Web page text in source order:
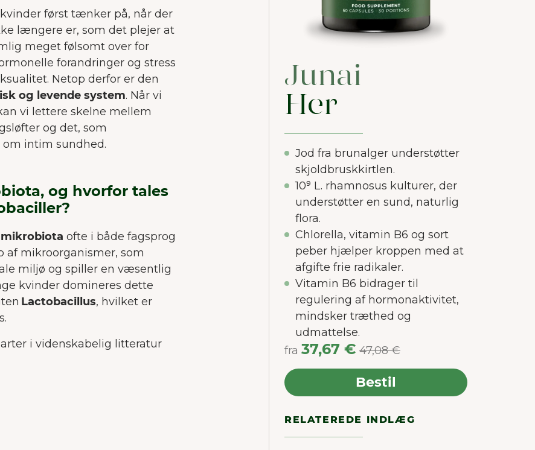
først tænker på, når der
længere er, som det plejer at
meget følsomt over for
forandringer og stress
Netop derfor er den
og levende system. Når vi
vi lettere skelne mellem
og det, som
intim sundhed.
og hvorfor tales
ofte i både fagsprog
af mikroorganismer, som
miljø og spiller en væsentlig
kvinder domineres dette
Lactobacillus, hvilket er
i videnskabelig litteratur
Junai
Her
Jod fra brunalger understøtter
skjoldbruskkirtlen.
10⁹ L. rhamnosus kulturer, der
understøtter en sund, naturlig
flora.
Chlorella, vitamin B6 og sort
peber hjælper kroppen med at
afgifte frie radikaler.
Vitamin B6 bidrager til
regulering af hormonaktivitet,
mindsker træthed og
udmattelse.
fra 37,67 € 47,08 €
Bestil
RELATEREDE INDLÆG
VELKOMMEN TIL JUNAIU.
cookies på vores hjemmeside, som hjælper os
at forbedre brugeroplevelsen.